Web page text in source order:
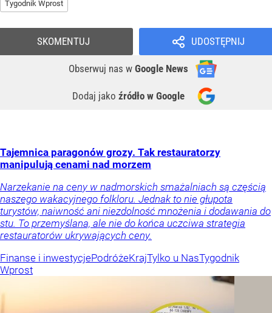
Tygodnik Wprost
UDOSTĘPNIJ
Obserwuj nas w Google News
Dodaj jako źródło w Google
SKOMENTUJ
Tajemnica paragonów grozy. Tak restauratorzy
manipulują cenami nad morzem
Narzekanie na ceny w nadmorskich smażalniach są częścią
naszego wakacyjnego folkloru. Jednak to nie głupota
turystów, naiwność ani niezdolność mnożenia i dodawania do
stu. To przemyślana, ale nie do końca uczciwa strategia
restauratorów ukrywających ceny.
Finanse i inwestycjePodróżeKrajTylko u NasTygodnik
Wprost